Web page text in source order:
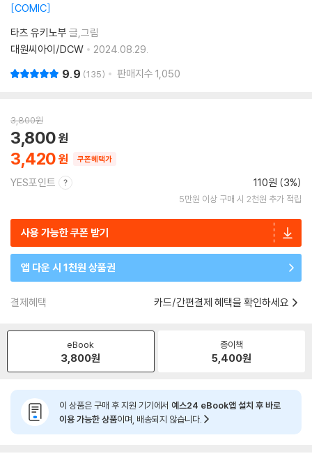
COMIC
타츠 유키노부 글,그림
대원씨아이/DCW
2024.08.29.
9.9 135 판매지수 1,050
3,800원
3,420
3,800
쿠폰혜택가
YES포인트 110원 (3%)
5만원 이상 구매 시 2천원 추가 적립
사용 가능한 쿠폰 받기
앱 다운 시 1천원 상품권
결제혜택 카드/간편결제 혜택을 확인하세요
eBook
3,800원
종이책
5,400원
이 상품은 구매 후 지원 기기에서 예스24 eBook앱 설치 후 바로
이용 가능한 상품이며, 배송되지 않습니다.